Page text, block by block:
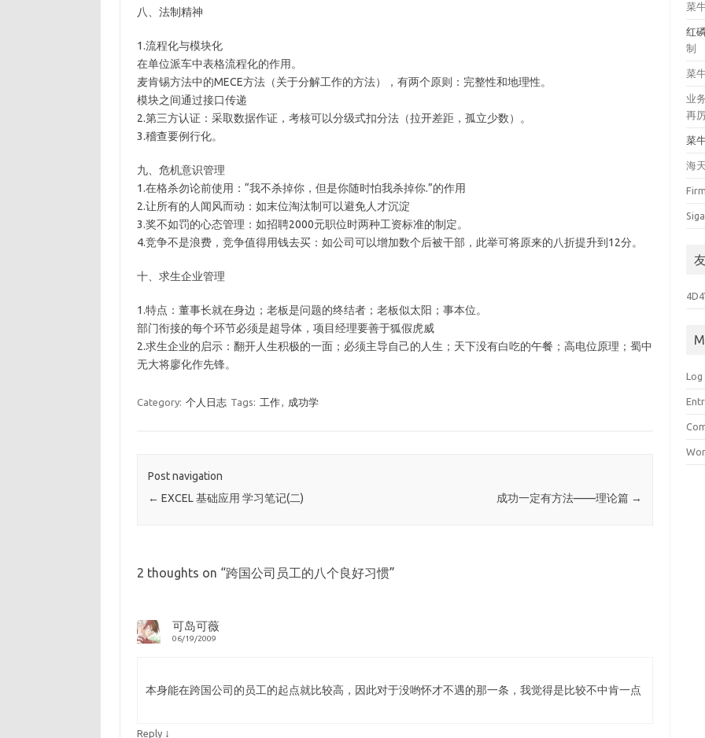
八、法制精神
1.流程化与模块化
在单位派车中表格流程化的作用。
麦肯锡方法中的MECE方法（关于分解工作的方法），有两个原则：完整性和地理性。
模块之间通过接口传递
2.第三方认证：采取数据作证，考核可以分级式扣分法（拉开差距，孤立少数）。
3.稽查要例行化。
九、危机意识管理
1.在格杀勿论前使用：“我不杀掉你，但是你随时怕我杀掉你.”的作用
2.让所有的人闻风而动：如末位淘汰制可以避免人才沉淀
3.奖不如罚的心态管理：如招聘2000元职位时两种工资标准的制定。
4.竞争不是浪费，竞争值得用钱去买：如公司可以增加数个后被干部，此举可将原来的八折提升到12分。
十、求生企业管理
1.特点：董事长就在身边；老板是问题的终结者；老板似太阳；事本位。
部门衔接的每个环节必须是超导体，项目经理要善于狐假虎威
2.求生企业的启示：翻开人生积极的一面；必须主导自己的人生；天下没有白吃的午餐；高电位原理；蜀中
无大将廖化作先锋。
Category: 个人日志 Tags: 工作, 成功学
Post navigation
← EXCEL 基础应用 学习笔记(二) 成功一定有方法——理论篇 →
2 thoughts on “跨国公司员工的八个良好习惯”
可岛可薇
06/19/2009
本身能在跨国公司的员工的起点就比较高，因此对于没哟怀才不遇的那一条，我觉得是比较不中肯一点
Reply ↓
菜
红
制
菜
业
再
菜
海
Log